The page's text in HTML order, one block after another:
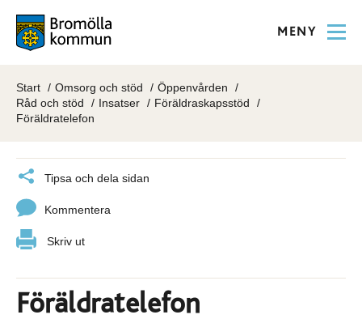
MENY
Start Omsorg och stöd
Öppenvården
Råd och stöd
Insatser
Föräldraskapsstöd
Föräldratelefon
Tipsa och dela sidan
Kommentera
Skriv ut
Föräldratelefon